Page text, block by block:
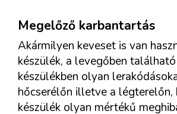
Megelőző karbantartás
Akármilyen keveset is van
készülék, a levegőben
készülékben olyan
hőcserélőn illetve a légterelőn,
készülék olyan mértékű